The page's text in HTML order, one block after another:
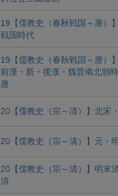
19【儒教史（春秋戦国～唐）
戦国時代
19【儒教史（春秋戦国～唐）
前漢・新・後漢・魏晋南北朝時
唐
20【儒教史（宗～清）】北宋
20【儒教史（宗～清）】元・明
20【儒教史（宗～清）】明末
清